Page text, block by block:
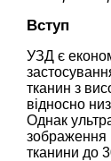
Вступ
УЗД є
тканин з
відносно
Однак
зображення
тканини до